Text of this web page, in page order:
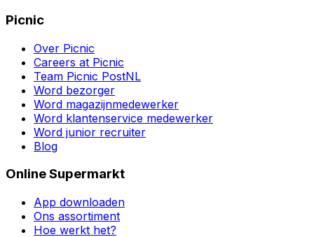
Picnic
Over Picnic
Careers at Picnic
Team Picnic PostNL
Word bezorger
Word magazijnmedewerker
Word klantenservice medewerker
Word junior recruiter
Blog
Online Supermarkt
App downloaden
Ons assortiment
Hoe werkt het?